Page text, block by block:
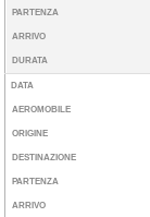
PARTENZA
ARRIVO
DURATA
DATA
AEROMOBILE
ORIGINE
DESTINAZIONE
PARTENZA
ARRIVO